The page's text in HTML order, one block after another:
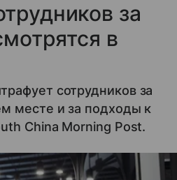
за
в
сотрудников за
месте и за подходы к
China Morning Post.